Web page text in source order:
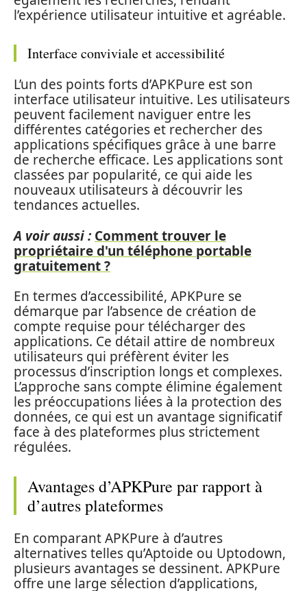
l’expérience utilisateur intuitive et agréable.
Interface conviviale et accessibilité
L’un des points forts d’APKPure est son
interface utilisateur intuitive. Les utilisateurs
peuvent facilement naviguer entre les
différentes catégories et rechercher des
applications spécifiques grâce à une barre
de recherche efficace. Les applications sont
classées par popularité, ce qui aide les
nouveaux utilisateurs à découvrir les
tendances actuelles.
A voir aussi : Comment trouver le
propriétaire d'un téléphone portable
gratuitement ?
En termes d’accessibilité, APKPure se
démarque par l’absence de création de
compte requise pour télécharger des
applications. Ce détail attire de nombreux
utilisateurs qui préfèrent éviter les
processus d’inscription longs et complexes.
L’approche sans compte élimine également
les préoccupations liées à la protection des
données, ce qui est un avantage significatif
face à des plateformes plus strictement
régulées.
Avantages d’APKPure par rapport à
d’autres plateformes
En comparant APKPure à d’autres
alternatives telles qu’Aptoide ou Uptodown,
plusieurs avantages se dessinent. APKPure
offre une large sélection d’applications,